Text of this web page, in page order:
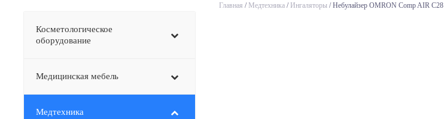
Главная / Медтехника / Ингаляторы / Небулайзер OMRON Comp AIR C28
Косметологическое
оборудование
Медицинская мебель
Медтехника